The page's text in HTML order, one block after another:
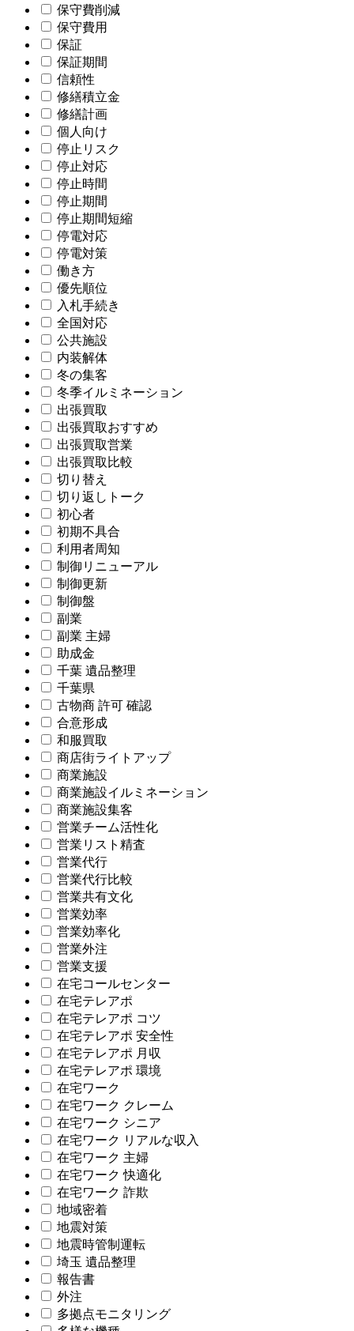
保守費削減
保守費用
保証
保証期間
信頼性
修繕積立金
修繕計画
個人向け
停止リスク
停止対応
停止時間
停止期間
停止期間短縮
停電対応
停電対策
働き方
優先順位
入札手続き
全国対応
公共施設
内装解体
冬の集客
冬季イルミネーション
出張買取
出張買取おすすめ
出張買取営業
出張買取比較
切り替え
切り返しトーク
初心者
初期不具合
利用者周知
制御リニューアル
制御更新
制御盤
副業
副業 主婦
助成金
千葉 遺品整理
千葉県
古物商 許可 確認
合意形成
和服買取
商店街ライトアップ
商業施設
商業施設イルミネーション
商業施設集客
営業チーム活性化
営業リスト精査
営業代行
営業代行比較
営業共有文化
営業効率
営業効率化
営業外注
営業支援
在宅コールセンター
在宅テレアポ
在宅テレアポ コツ
在宅テレアポ 安全性
在宅テレアポ 月収
在宅テレアポ 環境
在宅ワーク
在宅ワーク クレーム
在宅ワーク シニア
在宅ワーク リアルな収入
在宅ワーク 主婦
在宅ワーク 快適化
在宅ワーク 詐欺
地域密着
地震対策
地震時管制運転
埼玉 遺品整理
報告書
外注
多拠点モニタリング